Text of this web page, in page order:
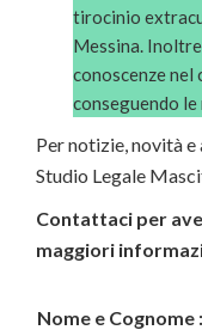
tirocinio
Messina.
conoscenze
conseguendo
Per notizie, novità
Studio Legale
Contattaci per
maggiori
Nome e Cognome :